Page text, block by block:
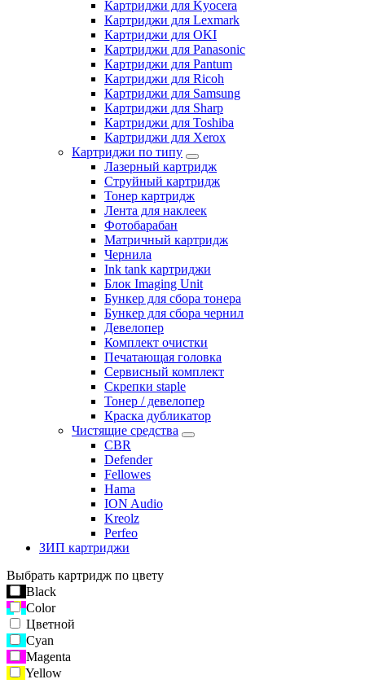
Картриджи для Kyocera
Картриджи для Lexmark
Картриджи для OKI
Картриджи для Panasonic
Картриджи для Pantum
Картриджи для Ricoh
Картриджи для Samsung
Картриджи для Sharp
Картриджи для Toshiba
Картриджи для Xerox
Картриджи по типу
Лазерный картридж
Струйный картридж
Тонер картридж
Лента для наклеек
Фотобарабан
Матричный картридж
Чернила
Ink tank картриджи
Блок Imaging Unit
Бункер для сбора тонера
Бункер для сбора чернил
Девелопер
Комплект очистки
Печатающая головка
Сервисный комплект
Скрепки staple
Тонер / девелопер
Краска дубликатор
Чистящие средства
CBR
Defender
Fellowes
Hama
ION Audio
Kreolz
Perfeo
ЗИП картриджи
Выбрать картридж по цвету
Black
Color
Цветной
Cyan
Magenta
Yellow